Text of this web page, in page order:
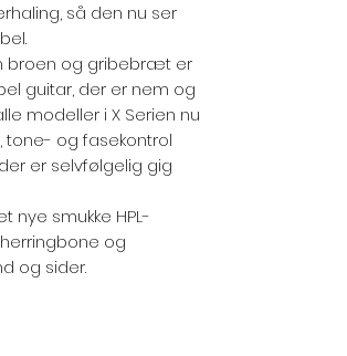
så den nu ser
broen og gribebræt er
guitar, der er nem og
modeller i X Serien nu
tone- og fasekontrol
er selvfølgelig gig
smukke HPL-
og
og sider.